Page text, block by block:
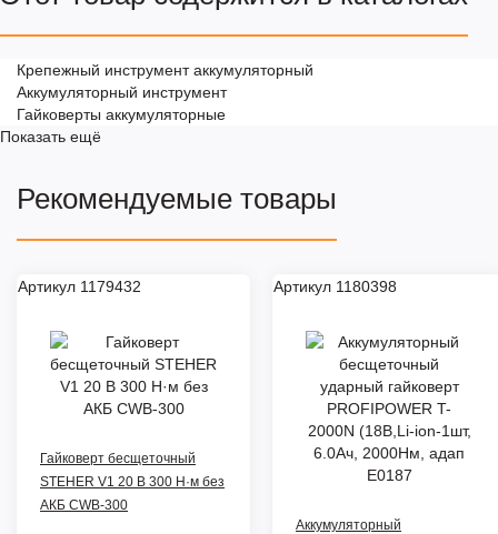
Крепежный инструмент аккумуляторный
Аккумуляторный инструмент
Гайковерты аккумуляторные
Показать ещё
Рекомендуемые товары
Артикул 1179432
Гайковерт бесщеточный
STEHER V1 20 В 300 Н·м без
АКБ CWB-300
Артикул 1180398
Аккумуляторный